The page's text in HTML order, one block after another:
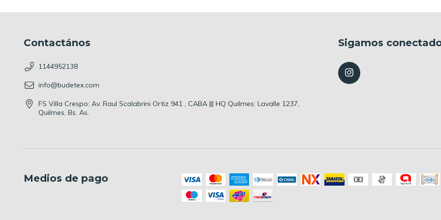
Contactános
1144952138
info@budetex.com
FS Villa Crespo: Av. Raul Scalabrini Ortiz 941 , CABA ||| HQ Quilmes: Lavalle 1237,
Quilmes, Bs. As.
Sigamos
Medios de pago